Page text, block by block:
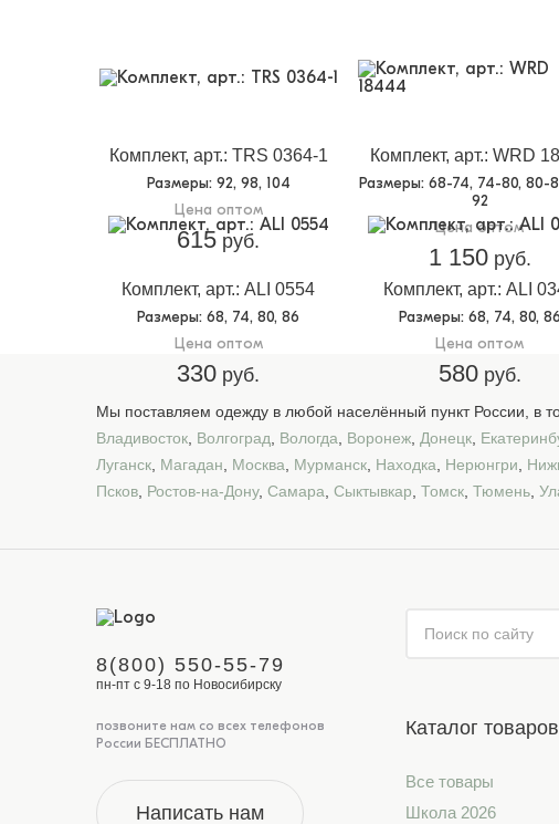
Комплект, арт.: TRS 0364-1
Размеры: 92, 98, 104
Цена оптом
615 руб.
Комплект, арт.: WRD
Размеры: 68-74, 74-80, 80-
92
Цена оптом
1 150руб.
Комплект, арт.: ALI 0554
Размеры: 68, 74, 80, 86
Цена оптом
330 руб.
Комплект, арт.: ALI
Размеры: 68, 74, 80, 86
Цена оптом
580руб.
Мы поставляем одежду в любой населённый пункт России, в
Владивосток Волгоград Вологда Воронеж Донецк
Луганск Магадан Москва Мурманск Находка Нерюнгри
Псков Ростов-на-Дону, Самара Сыктывкар Томск Тюмень
8(800) 550-55-79
пн-пт с 9-18 по Новосибирску
позвоните нам со всех телефонов
России БЕСПЛАТНО
Написать нам
Каталог товаров
Все товары
Школа 2026